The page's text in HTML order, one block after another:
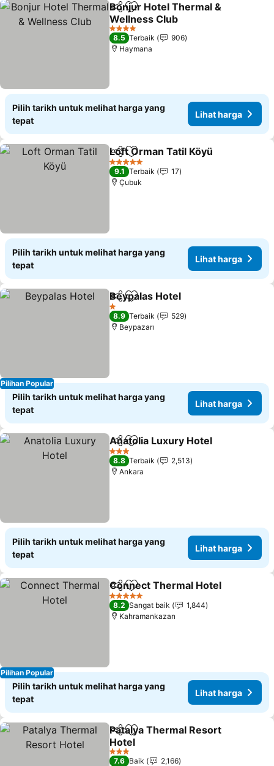
KongsiTambah ke favorit
Bonjur Hotel Thermal &
Wellness Club
Lihat harga
4 Bintang
8.5 Terbaik
906
Haymana
Pilih tarikh untuk melihat harga yang
tepat
Lihat harga
KongsiTambah ke favorit
Loft Orman Tatil Köyü
5 Bintang
9.1 Terbaik
17
Çubuk
Pilih tarikh untuk melihat harga yang
tepat
Lihat harga
Pilihan Popular
KongsiTambah ke favorit
Beypalas Hotel
1 Bintang
8.9 Terbaik
529
Beypazarı
Pilih tarikh untuk melihat harga yang
tepat
Lihat harga
KongsiTambah ke favorit
Anatolia Luxury Hotel
3 Bintang
8.8 Terbaik
2,513
Ankara
Pilih tarikh untuk melihat harga yang
tepat
Lihat harga
Pilihan Popular
KongsiTambah ke favorit
Connect Thermal Hotel
5 Bintang
8.2 Sangat baik
1,844
Kahramankazan
Pilih tarikh untuk melihat harga yang
tepat
Lihat harga
KongsiTambah ke favorit
Patalya Thermal Resort
Hotel
Lihat harga
3 Bintang
7.6 Baik
2,166